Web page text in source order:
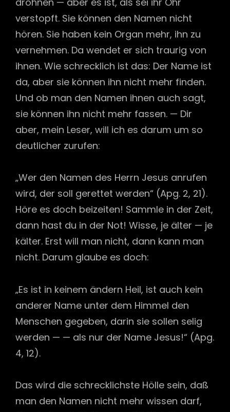
verstopft. Sie können den Namen nicht
hören. Sie haben kein Organ mehr, ihn zu
vernehmen. Da wendet er sich trau­rig von
ihnen. Wie schrecklich ist das: Der Name ist
da, aber sie können ihn nicht mehr finden.
Und ob man den Namen ihnen auch sagt,
sie können ihn nicht mehr fassen. — Dir
aber, mein Leser, will ich es darum um so
deutlicher zurufen:
„Wer den Namen des Herrn Jesus anrufen
wird, der soll gerettet werden“ (Apg. 2, 21).
Höre es doch beizeiten! Sammle in der Zeit,
dann hast du in der Not! Wisse, je älter — je
käl­ter. Erst will man nicht, dann kann man
nicht. Darum glaube es doch:
„Es ist in keinem ändern Heil, ist auch kein
anderer Name unter dem Himmel den
Menschen gegeben, darin sie sollen selig
werden — — als nur der Name Jesus!“ (Apg.
4, 12).
Das wird die schrecklichste Hölle sein, daß
man den Namen nicht mehr wissen darf,